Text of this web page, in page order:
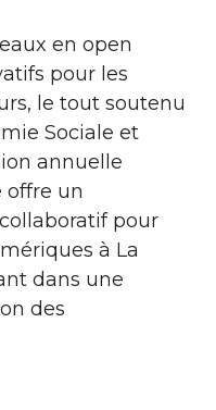
en open
pour les
le tout soutenu
Sociale et
annuelle
offre un
pour
à La
dans une
des